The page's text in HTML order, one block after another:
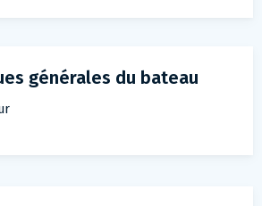
générales du bateau